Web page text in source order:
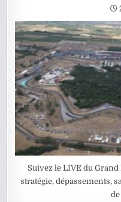
Suivez le LIVE du Grand
stratégie, dépassements,